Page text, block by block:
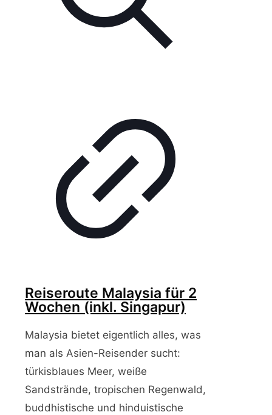
Reiseroute Malaysia für 2
Wochen (inkl. Singapur)
Malaysia bietet eigentlich alles, was
man als Asien-Reisender sucht:
türkisblaues Meer, weiße
Sandstrände, tropischen Regenwald,
buddhistische und hinduistische